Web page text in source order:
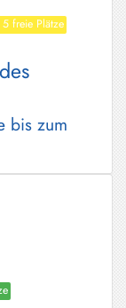
freie Plätze
bis zum